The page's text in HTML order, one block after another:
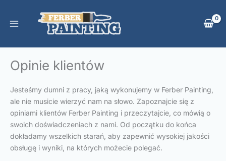
treści
Opinie klientów
Jesteśmy dumni z pracy, jaką wykonujemy w Ferber Painting,
ale nie musicie wierzyć nam na słowo. Zapoznajcie się z
opiniami klientów Ferber Painting i przeczytajcie, co mówią o
swoich doświadczeniach z nami. Od początku do końca
dokładamy wszelkich starań, aby zapewnić wysokiej jakości
obsługę i wyniki, na których możecie polegać.